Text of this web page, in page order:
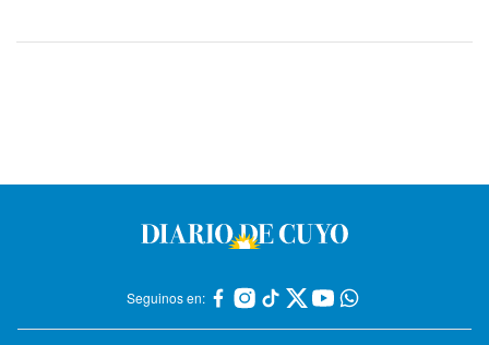
Seguinos en: